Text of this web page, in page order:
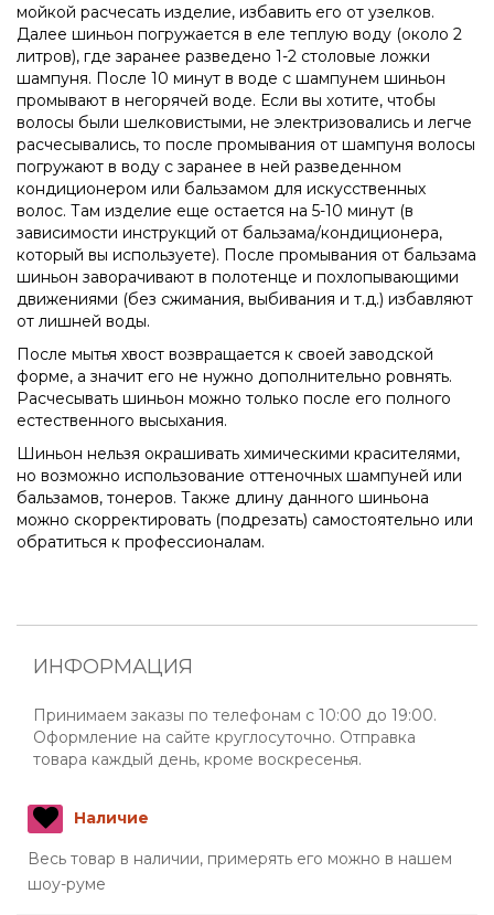
мойкой расчесать изделие, избавить его от узелков.
Далее шиньон погружается в еле теплую воду (около 2
литров), где заранее разведено 1-2 столовые ложки
шампуня. После 10 минут в воде с шампунем шиньон
промывают в негорячей воде. Если вы хотите, чтобы
волосы были шелковистыми, не электризовались и легче
расчесывались, то после промывания от шампуня волосы
погружают в воду с заранее в ней разведенном
кондиционером или бальзамом для искусственных
волос. Там изделие еще остается на 5-10 минут (в
зависимости инструкций от бальзама/кондиционера,
который вы используете). После промывания от бальзама
шиньон заворачивают в полотенце и похлопывающими
движениями (без сжимания, выбивания и т.д.) избавляют
от лишней воды.
После мытья хвост возвращается к своей заводской
форме, а значит его не нужно дополнительно ровнять.
Расчесывать шиньон можно только после его полного
естественного высыхания.
Шиньон нельзя окрашивать химическими красителями,
но возможно использование оттеночных шампуней или
бальзамов, тонеров. Также длину данного шиньона
можно скорректировать (подрезать) самостоятельно или
обратиться к профессионалам.
ИНФОРМАЦИЯ
Принимаем заказы по телефонам с 10:00 до 19:00.
Оформление на сайте круглосуточно. Отправка
товара каждый день, кроме воскресенья.
Наличие
Весь товар в наличии, примерять его можно в нашем
шоу-руме